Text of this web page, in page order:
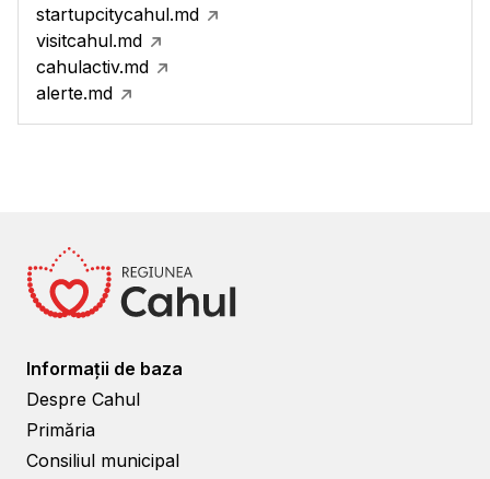
startupcitycahul.md
visitcahul.md
cahulactiv.md
alerte.md
Informații de baza
Despre Cahul
Primăria
Consiliul municipal